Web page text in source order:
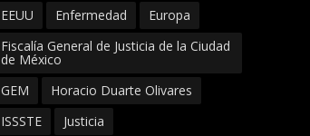
EEUU
Enfermedad
Europa
Fiscalía General de Justicia de la Ciudad
de México
GEM
Horacio Duarte Olivares
ISSSTE
Justicia